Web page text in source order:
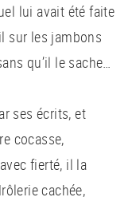
lui avait été faite
sur les jambons
qu’il le sache…
ses écrits, et
cocasse,
fierté, il la
cachée,